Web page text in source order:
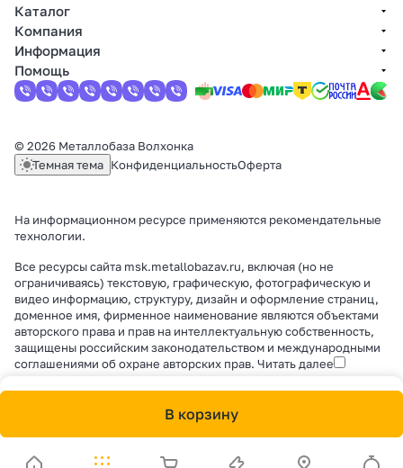
В корзину
Каталог
Компания
Информация
Помощь
© 2026 Металлобаза Волхонка
Темная тема КонфиденциальностьОферта
На информационном ресурсе применяются рекомендательные
технологии.
Все ресурсы сайта msk.metallobazav.ru, включая (но не
ограничиваясь) текстовую, графическую, фотографическую и
видео информацию, структуру, дизайн и оформление страниц,
доменное имя, фирменное наименование являются объектами
авторского права и прав на интеллектуальную собственность,
защищены российским законодательством и международными
соглашениями об охране авторских прав. Читать далее